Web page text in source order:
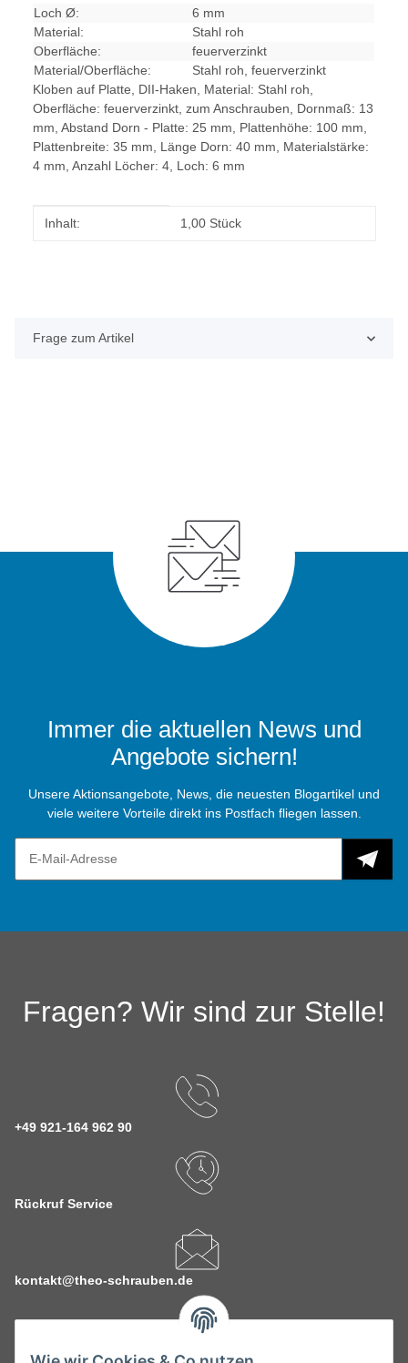
Loch Ø:
6 mm
Material:
Stahl roh
Oberfläche:
feuerverzinkt
Material/Oberfläche:
Stahl roh, feuerverzinkt
Kloben auf Platte, DII-Haken, Material: Stahl roh,
Oberfläche: feuerverzinkt, zum Anschrauben, Dornmaß: 13
mm, Abstand Dorn - Platte: 25 mm, Plattenhöhe: 100 mm,
Plattenbreite: 35 mm, Länge Dorn: 40 mm, Materialstärke:
4 mm, Anzahl Löcher: 4, Loch: 6 mm
Produkteigenschaft
Wert
Inhalt: 1,00 Stück
Frage zum Artikel
Immer die aktuellen News und
Angebote sichern!
Unsere Aktionsangebote, News, die neuesten Blogartikel und
viele weitere Vorteile direkt ins Postfach fliegen lassen.
Fragen? Wir sind zur Stelle!
+49 921-164 962 90
Rückruf Service
kontakt@theo-schrauben.de